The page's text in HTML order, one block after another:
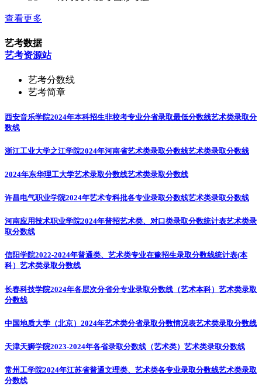
查看更多
艺考数据
艺考资源站
艺考分数线
艺考简章
西安音乐学院2024年本科招生非校考专业分省录取最低分数线艺术类录取分
数线
浙江工业大学之江学院2024年河南省艺术类录取分数线艺术类录取分数线
2024年东华理工大学艺术录取分数线艺术类录取分数线
许昌电气职业学院2024年艺术专科批各专业录取分数线艺术类录取分数线
河南应用技术职业学院2024年普招艺术类、对口类录取分数统计表艺术类录
取分数线
信阳学院2022-2024年普通类、艺术类专业在豫招生录取分数线统计表(本
科） 艺术类录取分数线
长春科技学院2024年各层次分省分专业录取分数线（艺术本科） 艺术类录取
分数线
中国地质大学（北京）2024年艺术类分省录取分数情况表艺术类录取分数线
天津天狮学院2023-2024年各省录取分数线（艺术类） 艺术类录取分数线
常州工学院2024年江苏省普通文理类、艺术类各专业录取分数线艺术类录取
分数线